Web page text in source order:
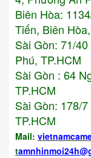
Biên Hòa:
Tiến, Biên
Sài Gòn: 71/
Phú, TP.HCM
Sài Gòn : 64
TP.HCM
Sài Gòn: 178/
TP.HCM
Mail:
t